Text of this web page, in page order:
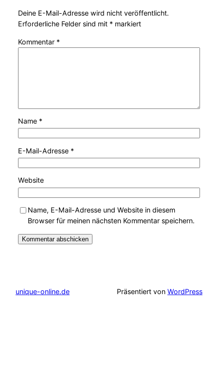
Deine E-Mail-Adresse wird nicht veröffentlicht.
Erforderliche Felder sind mit *markiert
Kommentar *
Name *
E-Mail-Adresse *
Website
Name, E-Mail-Adresse und Website in diesem
Browser für meinen nächsten Kommentar speichern.
unique-online.de Präsentiert von WordPress